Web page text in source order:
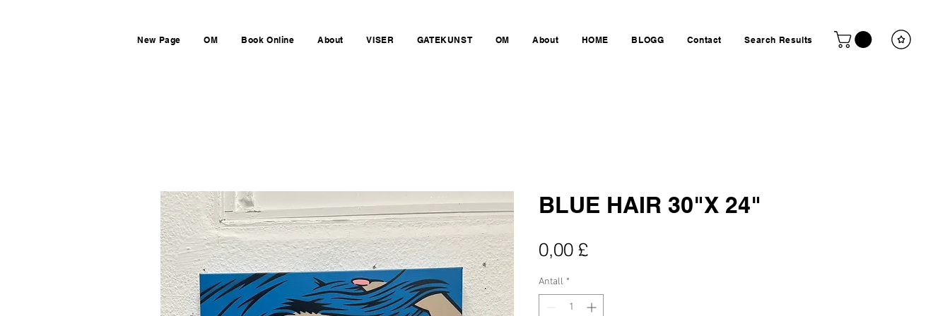
New Page OM Book Online About VISER GATEKUNST OM About HOME BLOGG Contact Search Results
BLUE HAIR 30"X 24"
0,00 £Pris
Antall *